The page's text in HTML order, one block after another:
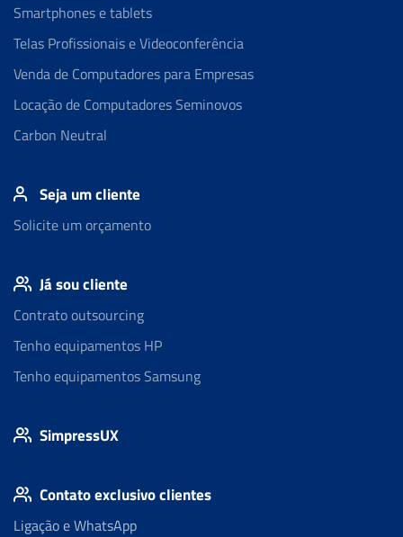
Smartphones e tablets
Telas Profissionais e Videoconferência
Venda de Computadores para Empresas
Locação de Computadores Seminovos
Carbon Neutral
Seja um cliente
Solicite um orçamento
Já sou cliente
Contrato outsourcing
Tenho equipamentos HP
Tenho equipamentos Samsung
SimpressUX
Contato exclusivo clientes
Ligação e WhatsApp